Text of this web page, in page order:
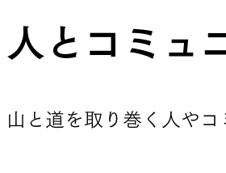
人とコミュ
山と道を取り巻く人やコ